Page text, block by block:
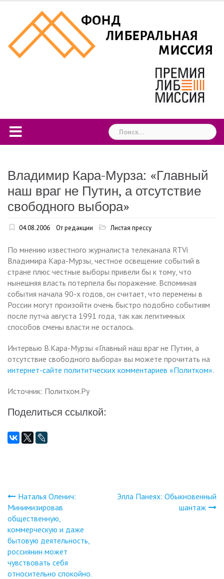
content
Найти:
Владимир Кара-Мурза: «Главный
наш враг не Путин, а отсутствие
свободного выбора»
04.08.2006 От редакции Листая прессу
По мнению известного журналиста телеканала RTVi
Владимира Кара-Мурзы, честное освещение событий в
стране плюс честные выборы привели бы к тому, что
нынешняя власть потерпела бы поражение. Вспоминая
события начала 90-х годов, он считает, что перемены в
России могут произойти очень быстро подобно событиям
после путча августа 1991 года, так как легитимных
способов смены власти не осталось.
Интервью В.Кара-Мурзы «Главный наш враг не Путин, а
отсутствие свободного выбора» вы можете прочитать на
интернет-сайте полититческих комментариев «Политком».
Источник: Политком.Ру
Поделиться ссылкой:
Навигация
по
записям
Наталья Оленич:
Минимизировав
общественную,
коммерческую и даже
бытовую деятельность,
россиянин может
чувствовать себя
относительно спокойно.
Элла Панеях: Обыкновенный
шантаж